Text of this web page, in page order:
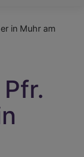
in Muhr am